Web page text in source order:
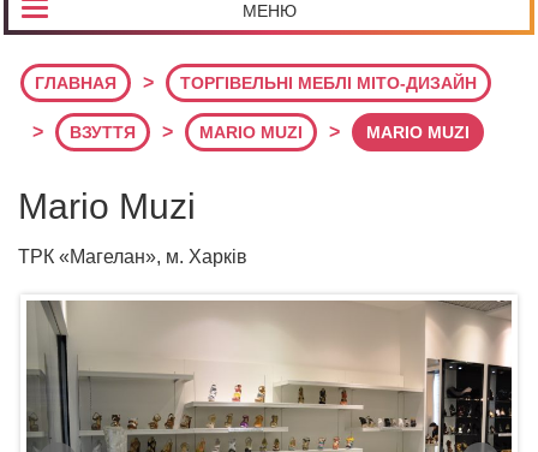
МЕНЮ
ГЛАВНАЯ > ТОРГІВЕЛЬНІ МЕБЛІ МІТО-ДИЗАЙН
> ВЗУТТЯ > MARIO MUZI > MARIO MUZI
Mario Muzi
ТРК «Магелан», м. Харків